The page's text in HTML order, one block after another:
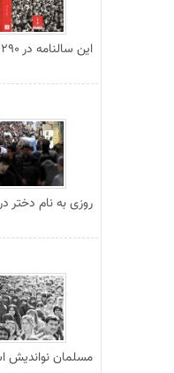
این سالنامه در ۲۹۰ صفحه برای بهار ۱۳۹۷ با صاحب امتیازی و مدیرمسوولی اسماعیل حسام...
روزی به نام
مسلمان نواندیش